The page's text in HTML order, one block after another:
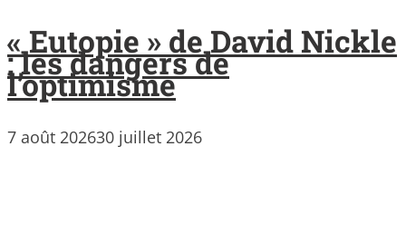
« Eutopie » de David Nickle
: les dangers de
l’optimisme
7 août 202630 juillet 2026